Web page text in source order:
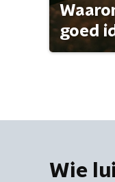
goed
Wie